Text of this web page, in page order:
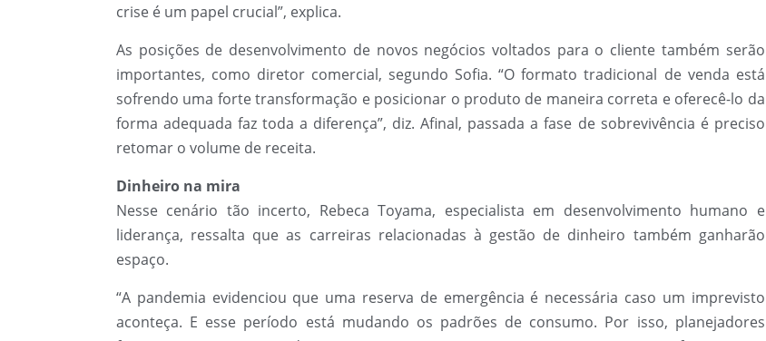
crise é um papel crucial”, explica.
As posições de desenvolvimento de novos negócios voltados para o cliente também serão
importantes, como diretor comercial, segundo Sofia. “O formato tradicional de venda está
sofrendo uma forte transformação e posicionar o produto de maneira correta e oferecê-lo da
forma adequada faz toda a diferença”, diz. Afinal, passada a fase de sobrevivência é preciso
retomar o volume de receita.
Dinheiro na mira
Nesse cenário tão incerto, Rebeca Toyama, especialista em desenvolvimento humano e
liderança, ressalta que as carreiras relacionadas à gestão de dinheiro também ganharão
espaço.
“A pandemia evidenciou que uma reserva de emergência é necessária caso um imprevisto
aconteça. E esse período está mudando os padrões de consumo. Por isso, planejadores